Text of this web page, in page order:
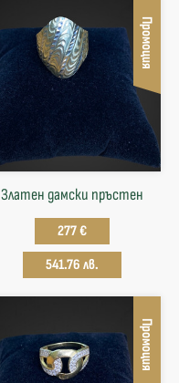
Промоция
Златен дамски пръстен
277 €
541.76 лв.
Промоция